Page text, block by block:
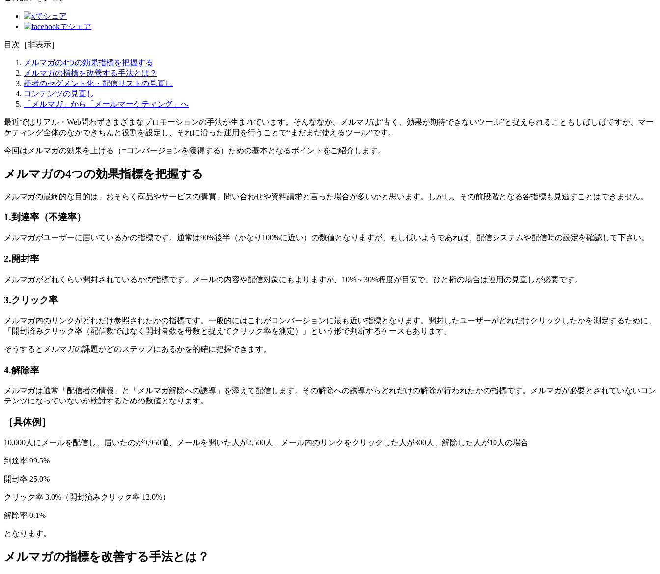
目次 ［非表示］
メルマガの4つの効果指標を把握する
メルマガの指標を改善する手法とは？
読者のセグメント化・配信リストの見直し
コンテンツの見直し
「メルマガ」から「メールマーケティング」へ
最近ではリアル・Web問わずさまざまなプロモーションの手法が生まれています。そんななか、メルマガは“古く、効果が期待できないツール”と捉えられることもしばしばですが、マー
ケティング全体のなかできちんと役割を設定し、それに沿った運用を行うことで“まだまだ使えるツール”です。
今回はメルマガの効果を上げる（=コンバージョンを獲得する）ための基本となるポイントをご紹介します。
メルマガの4つの効果指標を把握する
メルマガの最終的な目的は、おそらく商品やサービスの購買、問い合わせや資料請求と言った場合が多いかと思います。しかし、その前段階となる各指標も見逃すことはできません。
1.到達率（不達率）
メルマガがユーザーに届いているかの指標です。通常は90%後半（かなり100%に近い）の数値となりますが、もし低いようであれば、配信システムや配信時の設定を確認して下さい。
2.開封率
メルマガがどれくらい開封されているかの指標です。メールの内容や配信対象にもよりますが、10%～30%程度が目安で、ひと桁の場合は運用の見直しが必要です。
3.クリック率
メルマガ内のリンクがどれだけ参照されたかの指標です。一般的にはこれがコンバージョンに最も近い指標となります。開封したユーザーがどれだけクリックしたかを測定するために、
「開封済みクリック率（配信数ではなく開封者数を母数と捉えてクリック率を測定）」という形で判断するケースもあります。
そうするとメルマガの課題がどのステップにあるかを的確に把握できます。
4.解除率
メルマガは通常「配信者の情報」と「メルマガ解除への誘導」を添えて配信します。その解除への誘導からどれだけの解除が行われたかの指標です。メルマガが必要とされていないコン
テンツになっていないか検討するための数値となります。
［具体例］
10,000人にメールを配信し、届いたのが9,950通、メールを開いた人が2,500人、メール内のリンクをクリックした人が300人、解除した人が10人の場合
到達率 99.5%
開封率 25.0%
クリック率 3.0%（開封済みクリック率 12.0%）
解除率 0.1%
となります。
メルマガの指標を改善する手法とは？